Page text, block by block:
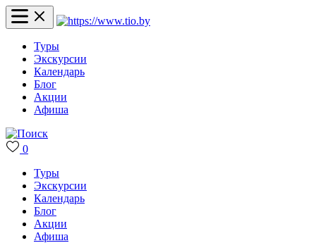
Туры
Экскурсии
Календарь
Блог
Акции
Афиша
0
Туры
Экскурсии
Календарь
Блог
Акции
Афиша